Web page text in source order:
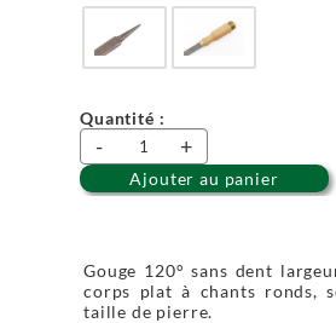
Quantité :
- +
Ajouter au panier
Gouge 120° sans dent
corps plat à chants ronds,
taille de pierre.